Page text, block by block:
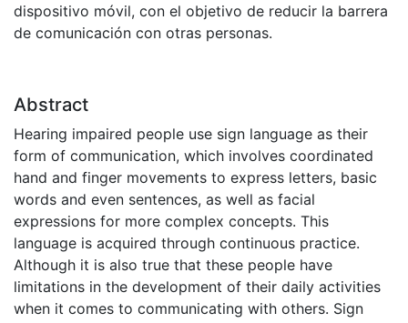
dispositivo móvil, con el objetivo de reducir la barrera
de comunicación con otras personas.
Abstract
Hearing impaired people use sign language as their
form of communication, which involves coordinated
hand and finger movements to express letters, basic
words and even sentences, as well as facial
expressions for more complex concepts. This
language is acquired through continuous practice.
Although it is also true that these people have
limitations in the development of their daily activities
when it comes to communicating with others. Sign